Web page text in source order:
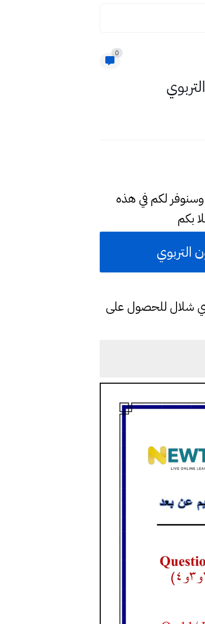
0
وسنوفر لكم في هذه
بكم
التربوي
شلال للحصول على